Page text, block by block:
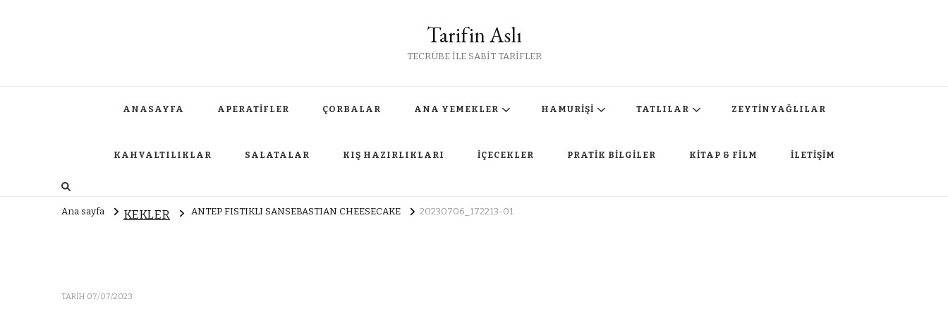
Tarifin Aslı
TECRÜBE İLE SABİT TARİFLER
ANASAYFA APERATİFLER ÇORBALAR ANA YEMEKLER HAMURİŞİ TATLILAR ZEYTİNYAĞLILAR
KAHVALTILIKLAR SALATALAR KIŞ HAZIRLIKLARI İÇECEKLER PRATİK BİLGİLER KİTAP & FİLM İLETİŞİM
Ana sayfa KEKLER ANTEP FISTIKLI SANSEBASTIAN CHEESECAKE 20230706_172213-01
TARIH 07/07/2023